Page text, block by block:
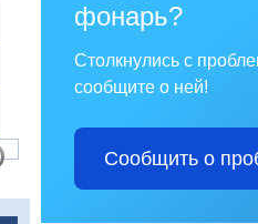
фонарь?
Столкнулись с
сообщите о ней!
Сообщить о